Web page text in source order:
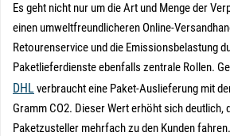
Es geht nicht nur um die Art und Menge der
einen umweltfreundlicheren Online-
Retourenservice und die Emissionsbelastung
Paketlieferdienste ebenfalls zentrale Rollen.
DHLverbraucht eine Paket-Auslieferung mit
Gramm CO2. Dieser Wert erhöht sich deutlich,
Paketzusteller mehrfach zu den Kunden